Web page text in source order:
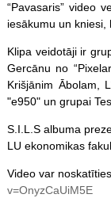
“Pavasaris” video
iesākumu un kniesi,
Klipa veidotāji ir
Gercānu no
Krišjānim Ābolam,
"e950" un grupai
S.I.L.S albuma
LU ekonomikas
Video var
v=OnyzCaUiM5E